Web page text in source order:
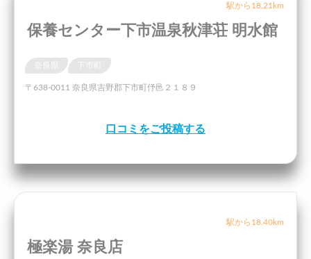
駅から18.21km
保養センター下市温泉秋津荘 明水館
奈良県
〒638-0011 奈良県吉野郡下市町伃邑２１８９
口コミをご投稿する
駅から18.40km
極楽湯 奈良店